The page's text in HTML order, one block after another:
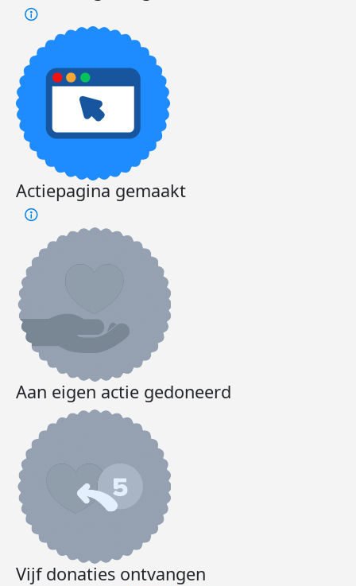
Actiepagina gemaakt
Aan eigen actie gedoneerd
Vijf donaties ontvangen